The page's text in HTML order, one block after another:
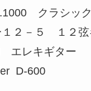
クラシッ
２－５ １２弦
エレキギター
D-600